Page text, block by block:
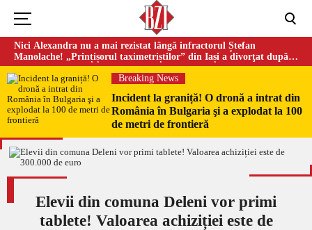
Nici Alexandra nu a mai rezistat lângă infractorul Ștefan
Manolache! „Prințișorul taximetriștilor” din Iași a divorţat după
doi ani de căsnicie
Breaking News
Incident la graniță! O dronă a intrat din
România în Bulgaria şi a explodat la 100
de metri de frontieră
Elevii din comuna Deleni vor primi
tablete! Valoarea achiziției este de